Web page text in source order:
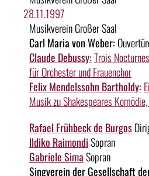
28.11.1997
Musikverein Großer Saal
Carl Maria von Weber:
Claude Debussy:Trois
für Orchester und Frauenchor
Felix Mendelssohn Bartholdy:
Musik zu Shakespeares
Rafael Frühbeck de Burgos
Ildiko RaimondiSopran
Gabriele SimaSopran
Singverein der Gesellschaft